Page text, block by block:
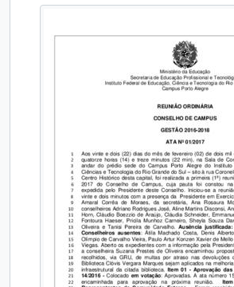
[Item] Ata 09/2017 -
[Item] Ata 01/2017 -
[Item] Ata 02/2017 -
[Item] Ata 03/2017 -
[Subsérie] 2018
[Subsérie] 2019
[Subsérie] 2020
[Subsérie] 2021
[Subsérie] 2022
[Subsérie] 2023
[Subsérie] 2024
[Subsérie] 2025
[Subsérie] 2026
[Série] Manifestações